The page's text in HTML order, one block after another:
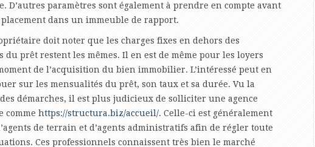
D’autres paramètres sont également à prendre en compte avant
dans un immeuble de rapport.
doit noter que les charges fixes en dehors des
du prêt restent les mêmes. Il en est de même pour les loyers
de l’acquisition du bien immobilier. L’intéressé peut en
sur les mensualités du prêt, son taux et sa durée. Vu la
démarches, il est plus judicieux de solliciter une agence
comme https://structura.biz/accueil/. Celle-ci est généralement
de terrain et d’agents administratifs afin de régler toute
Ces professionnels connaissent très bien le marché